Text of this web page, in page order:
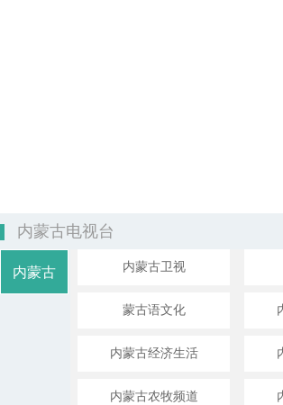
内蒙古电视台
内蒙古 内蒙古卫视
蒙古语文化
内蒙古经济生活
内蒙古农牧频道